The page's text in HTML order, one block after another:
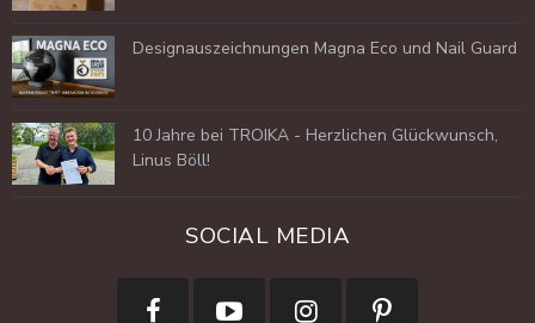
Designauszeichnungen Magna Eco und Nail Guard
10 Jahre bei TROIKA - Herzlichen Glückwunsch,
Linus Böll!
SOCIAL MEDIA